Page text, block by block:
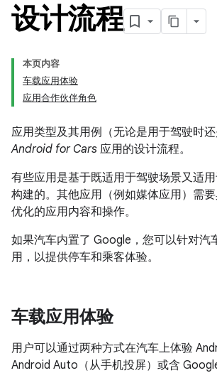
设计流程
本页内容
车载应用体验
应用合作伙伴角色
应用类型及其用例（无论是用于驾驶时
Android for Cars 应用的设计流程。
有些应用是基于既适用于驾驶场景又适
构建的。其他应用（例如媒体应用）需
优化的应用内容和操作。
如果汽车内置了 Google，您可以针对汽
用，以提供停车和乘客体验。
车载应用体验
用户可以通过两种方式在汽车上体验
Android Auto（从手机投屏）或含